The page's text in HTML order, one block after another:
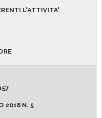
L'ATTIVITA'
2018 N. 5